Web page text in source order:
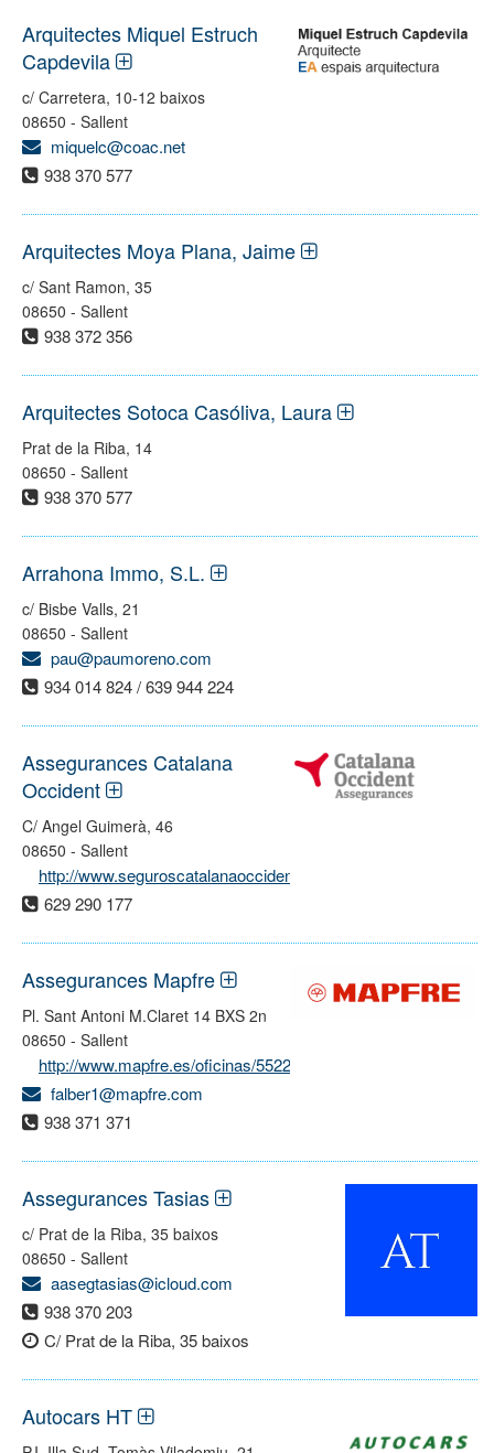
Arquitectes Miquel Estruch
Capdevila
c/ Carretera, 10-12 baixos
08650 - Sallent
miquelc@coac.net
938 370 577
Arquitectes Moya Plana, Jaime
c/ Sant Ramon, 35
08650 - Sallent
938 372 356
Arquitectes Sotoca Casóliva, Laura
Prat de la Riba, 14
08650 - Sallent
938 370 577
Arrahona Immo, S.L.
c/ Bisbe Valls, 21
08650 - Sallent
pau@paumoreno.com
934 014 824 / 639 944 224
Assegurances Catalana
Occident
C/ Angel Guimerà, 46
08650 - Sallent
http://www.seguroscatalanaoccidente.com
629 290 177
Assegurances Mapfre
Pl. Sant Antoni M.Claret 14 BXS 2n
08650 - Sallent
http://www.mapfre.es/oficinas/5522
falber1@mapfre.com
938 371 371
Assegurances Tasias
c/ Prat de la Riba, 35 baixos
08650 - Sallent
aasegtasias@icloud.com
938 370 203
C/ Prat de la Riba, 35 baixos
Autocars HT